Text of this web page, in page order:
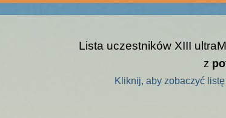
Lista uczestników XIII
z
Kliknij, aby zobaczyć